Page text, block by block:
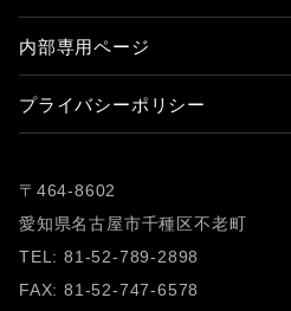
〒464-8602
愛知県名古屋市千種区不老町
TEL: 81-52-789-2898
FAX: 81-52-747-6578
内部専用ページ
プライバシーポリシー